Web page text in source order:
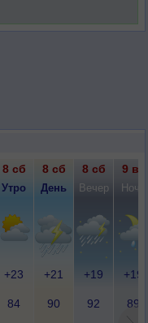
8 сб 8 сб 8 сб 9 вс
Утро День Вечер Ночь
+23 +21 +19 +19
84 90 92 89